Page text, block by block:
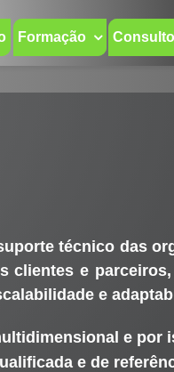
Formação
técnico das
clientes e
e
e por
e de